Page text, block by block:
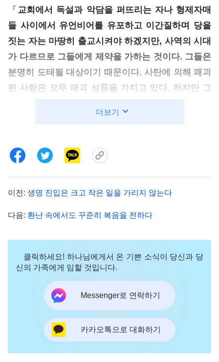
『 교회에서 독설과 악담을 퍼뜨리는 자나 형제자매
들 사이에서 유언비어를 유포하고 이간질하며 당을
짓는 자는 마땅히 출교시켜야 하겠지만, 사역의 시대
가 다르므로 그들에게 제약을 가하는 것이다. 그들은
분명히 도태될 대상이기 때문이다. 사탄에 의해 패괴
된 사람은 모두 패괴 성품을 가지고 있다. 하지만 그
해, 그렇지 않은 사람도 있다. 그들은 사탄의 패괴 성
도로 악독해진 사람들이다. 그런 사람은 언행에서만
사탄의 패괴 성품이 드러나는 것이 아니다. 그들은
나님의 사역을 방해하고 교란하며, 형제자매들의 생
명 진입을 방해하고, 정상적인 교회 생활을 파괴하는
것이다. 그런 사탄의 종들에게는 가차 없이 내치는
태도를 취해야 한다. 그것이야말로 하나님 편에 서는
은 자이다. 』(＜말씀ㆍ1권 하나님의 현현과 사역ㆍ진리
를 행하지 않는 사람에 대한 경고＞ 중에서)
, 『
하나님을 믿는 자는 기꺼이 하나님의 말씀을 실행하
는 사람이자 기꺼이 진리를 행하는 사람이다. 진정으
로 하나님을 위해 굳게 설 수 있는 자 역시 기꺼이 하
더보기
이전: 생명 진입은 크고 작은 일을 가리지 않는다
다음: 환난 속에서도 꾸준히 복음을 전하다
클릭하세요! 하나님에게서 온 기쁜 소식이 당신과 당
신의 가족에게 임할 것입니다.
Messenger로 연락하기
카카오톡으로 대화하기